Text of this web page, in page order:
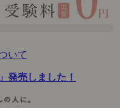
いて
発売しました！